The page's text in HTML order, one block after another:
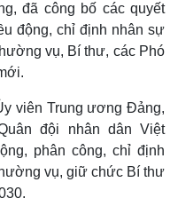
đã công bố các quyết
động, chỉ định nhân sự
vụ, Bí thư, các Phó
viên Trung ương Đảng,
đội nhân dân Việt
phân công, chỉ định
vụ, giữ chức Bí thư